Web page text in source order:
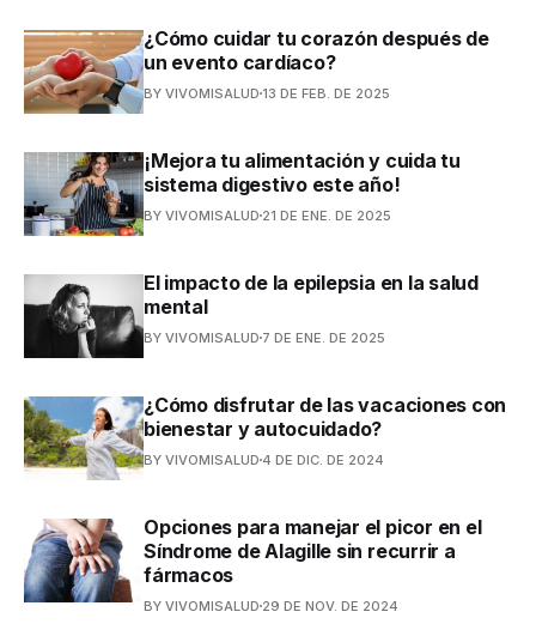
¿Cómo cuidar tu corazón después de
un evento cardíaco?
BY VIVOMISALUD 13 DE FEB. DE 2025
¡Mejora tu alimentación y cuida tu
sistema digestivo este año!
BY VIVOMISALUD 21 DE ENE. DE 2025
El impacto de la epilepsia en la salud
mental
BY VIVOMISALUD 7 DE ENE. DE 2025
¿Cómo disfrutar de las vacaciones con
bienestar y autocuidado?
BY VIVOMISALUD 4 DE DIC. DE 2024
Opciones para manejar el picor en el
Síndrome de Alagille sin recurrir a
fármacos
BY VIVOMISALUD 29 DE NOV. DE 2024